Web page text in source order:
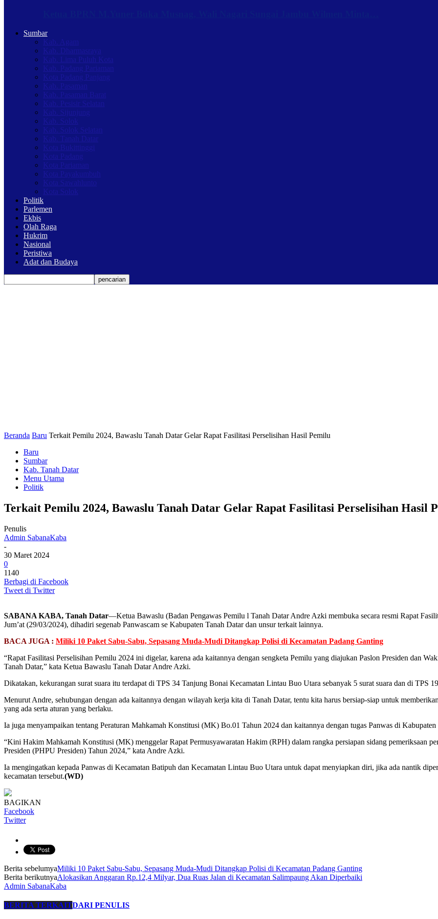
Sumbar
Kab. Agam
Kab. Dharmasraya
Kab. Lima Puluh Kota
Kab. Padang Pariaman
Kota Padang Panjang
Kab. Pasaman
Kab. Pasaman Barat
Kab. Pesisir Selatan
Kab. Sijunjung
Kab. Solok
Kab. Solok Selatan
Kab. Tanah Datar
Kota Bukittinggi
Kota Padang
Kota Pariaman
Kota Payakumbuh
Kota Sawahlunto
Kota Solok
Politik
Parlemen
Ekbis
Olah Raga
Hukrim
Nasional
Peristiwa
Adat dan Budaya
Beranda Baru Terkait Pemilu 2024, Bawaslu Tanah Datar Gelar Rapat Fasilitasi Perselisihan Hasil Pemilu
Baru
Sumbar
Kab. Tanah Datar
Menu Utama
Politik
Terkait Pemilu 2024, Bawaslu Tanah Datar Gelar Rapat Fasilitasi Perselisihan Hasil
Penulis
Admin SabanaKaba
-
30 Maret 2024
0
1140
Berbagi di Facebook
Tweet di Twitter
SABANA KABA, Tanah Datar—Ketua Bawaslu (Badan Pengawas Pemilu l Tanah Datar Andre Azki membuka secara resmi Rapat
Jum’at (29/03/2024), dihadiri segenab Panwascam se Kabupaten Tanah Datar dan unsur terkait lainnya.
BACA JUGA : Miliki 10 Paket Sabu-Sabu, Sepasang Muda-Mudi Ditangkap Polisi di Kecamatan Padang Ganting
“Rapat Fasilitasi Perselisihan Pemilu 2024 ini digelar, karena ada kaitannya dengan sengketa Pemilu yang diajukan Paslon Presiden dan
Tanah Datar,” kata Ketua Bawaslu Tanah Datar Andre Azki.
Dikatakan, kekurangan surat suara itu terdapat di TPS 34 Tanjung Bonai Kecamatan Lintau Buo Utara sebanyak 5 surat suara dan di TPS
Menurut Andre, sehubungan dengan ada kaitannya dengan wilayah kerja kita di Tanah Datar, tentu kita harus bersiap-siap untuk
yang ada serta aturan yang berlaku.
Ia juga menyampaikan tentang Peraturan Mahkamah Konstitusi (MK) Bo.01 Tahun 2024 dan kaitannya dengan tugas Panwas di Kabupaten
“Kini Hakim Mahkamah Konstitusi (MK) menggelar Rapat Permusyawaratan Hakim (RPH) dalam rangka persiapan sidang pemeriksaan
Presiden (PHPU Presiden) Tahun 2024,” kata Andre Azki.
Ia mengingatkan kepada Panwas di Kecamatan Batipuh dan Kecamatan Lintau Buo Utara untuk dapat menyiapkan diri, jika ada nantik
kecamatan tersebut.(WD)
BAGIKAN
Facebook
Twitter
Berita sebelumyaMiliki 10 Paket Sabu-Sabu, Sepasang Muda-Mudi Ditangkap Polisi di Kecamatan Padang Ganting
Berita berikutnyaAlokasikan Anggaran Rp.12,4 Milyar, Dua Ruas Jalan di Kecamatan Salimpaung Akan Diperbaiki
Admin SabanaKaba
BERITA TERKAITDARI PENULIS